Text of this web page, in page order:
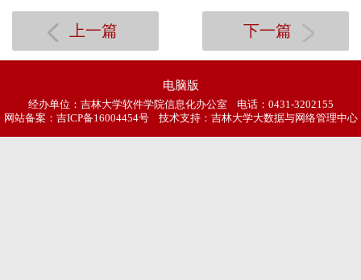
上一篇 下一篇
电脑版
经办单位：吉林大学软件学院信息化办公室 电话：0431-3202155
网站备案： 吉ICP备16004454号技术支持：吉林大学大数据与网络管理中心